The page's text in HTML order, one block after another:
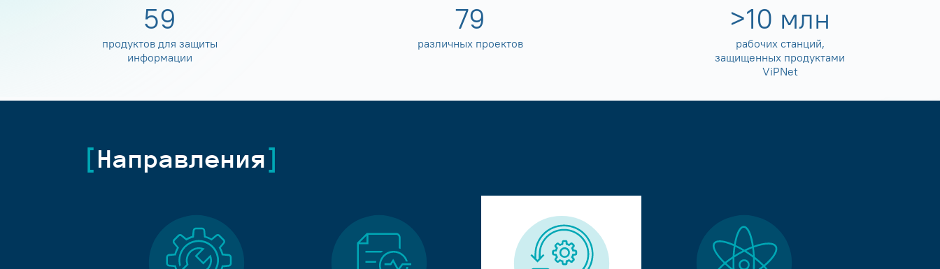
60
продуктов для защиты
информации
80
различных проектов
>10 млн
рабочих станций,
защищенных продуктами
ViPNet
Направления